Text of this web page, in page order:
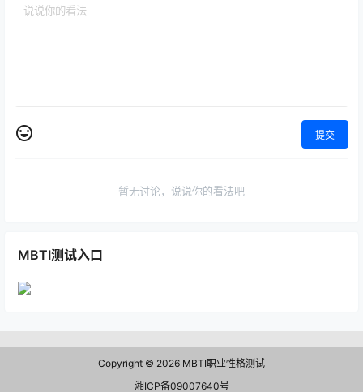
提交
暂无讨论，说说你的看法吧
MBTI测试入口
Copyright © 2026 MBTI职业性格测试
湘ICP备09007640号